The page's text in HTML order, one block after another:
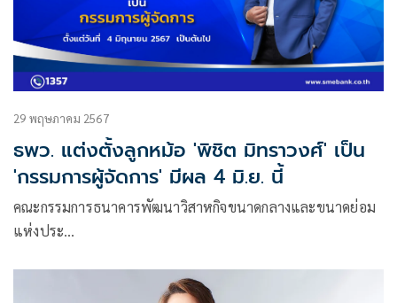
29 พฤษภาคม 2567
ธพว. แต่งตั้งลูกหม้อ 'พิชิต มิทราวงศ์' เป็น
'กรรมการผู้จัดการ' มีผล 4 มิ.ย. นี้
คณะกรรมการธนาคารพัฒนาวิสาหกิจขนาดกลางและขนาดย่อม
แห่งประ…